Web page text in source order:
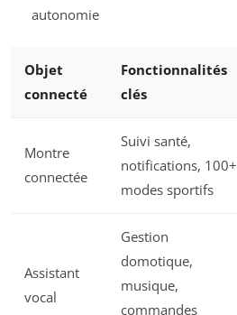
autonomie
Objet
connecté
Fonctionnalités
clés
Montre
connectée
Suivi santé,
notifications, 100+
modes sportifs
Assistant
vocal
Gestion
domotique,
musique,
commandes